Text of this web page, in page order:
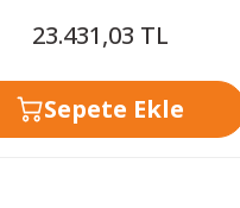
23.431,03 TL
Sepete Ekle